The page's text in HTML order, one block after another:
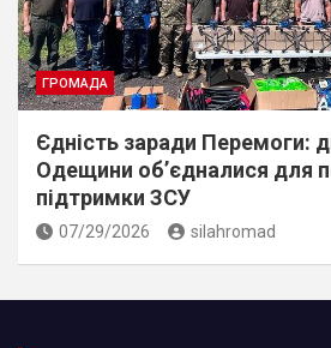
ГРОМАДА
Єдність заради Перемоги:
Одещини об’єдналися для
підтримки ЗСУ
07/29/2026 silahromad